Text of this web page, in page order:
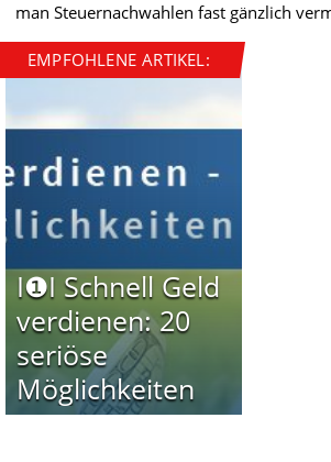
man Steuernachwahlen fast gänzlich
EMPFOHLENE ARTIKEL:
I❶I Schnell Geld
verdienen: 20
seriöse
Möglichkeiten